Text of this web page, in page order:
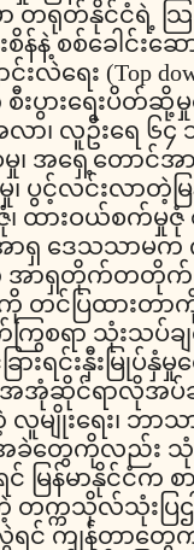
မှာ တရုတ်နိုင်ငံရဲ့
န်နဲ့ စစ်ခေါင်းဆ
င်းလဲရေး (Top
းပွားရေးပိတ်ဆို့
လာ၊ လူဦးရေ ၆
အရှေ့တောင်အာ
မှု၊ ပွင့်လင်းလာတဲ့
ထားဝယ်စက်မှုဇုံ
ဒေသသာမက ကမ္
အာရှတိုက်တတိုက်
တင်ပြထားတ
ြွစရာ သုံးသပ်ချ
ြားရင်းနှီးမြု
အုံဆိုင်ရာလိုအပ်ခ
လူမျိုးရေး၊ ဘာ
တွေကိုလည်း သုံး
င် မြန်မာနိုင်ငံက
က္ကသိုလ်သုံးပြဌ
ကျန်တာတွေက